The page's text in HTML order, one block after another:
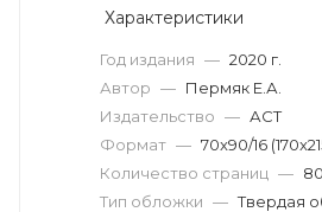
Характеристики
Год издания — 2020 г.
Автор — Пермяк Е.А.
Издательство — АСТ
Формат — 70x90/16
Количество страниц — 80
Тип обложки — Твердая